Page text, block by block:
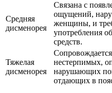
Средняя
дисменорея
Связана с
ощущений,
женщины, и
употребления
средств.
Тяжелая
дисменорея
нестерпимых,
нарушающих
отдающих в